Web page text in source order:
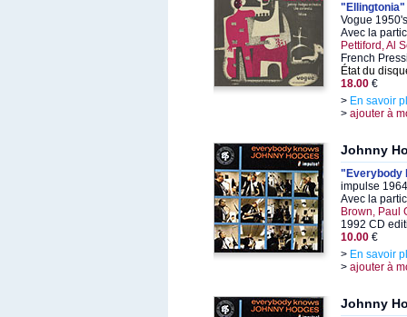
"Ellingtonia"
Vogue
Avec la
Pettiford, Al
French
État du
18.00 €
> En savoir
> ajouter à
Johnny
"Everybody
impulse
Avec la
Brown, Paul
1992 CD
10.00 €
> En savoir
> ajouter à
Johnny